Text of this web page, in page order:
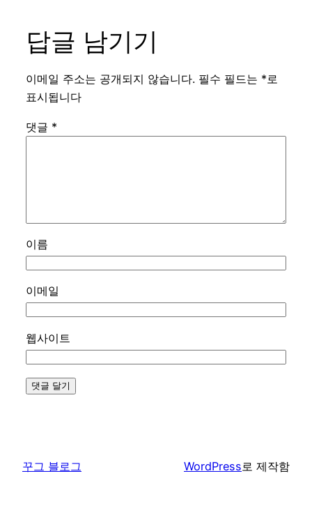
답글 남기기
이메일 주소는 공개되지 않습니다. 필수 필드는 *로
표시됩니다
댓글 *
이름
이메일
웹사이트
꾸그 블로그 WordPress로 제작함